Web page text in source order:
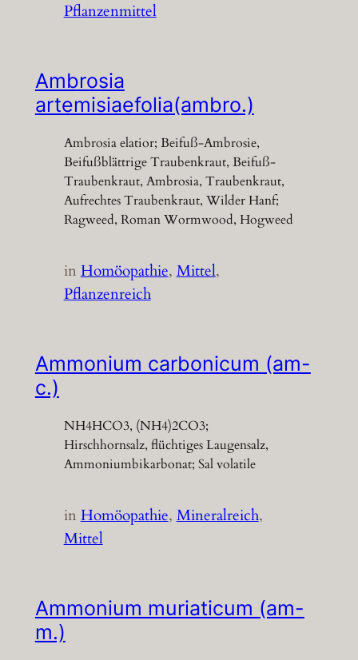
Pflanzenmittel
Ambrosia
artemisiaefolia(ambro.)
Ambrosia elatior; Beifuß-Ambrosie,
Beifußblättrige Traubenkraut, Beifuß-
Traubenkraut, Ambrosia, Traubenkraut,
Aufrechtes Traubenkraut, Wilder Hanf;
Ragweed, Roman Wormwood, Hogweed
inHomöopathie, Mittel
Pflanzenreich
Ammonium carbonicum (am-
c.)
NH4HCO3, (NH4)2CO3;
Hirschhornsalz, flüchtiges Laugensalz,
Ammoniumbikarbonat; Sal volatile
inHomöopathie, Mineralreich
Mittel
Ammonium muriaticum (am-
m.)